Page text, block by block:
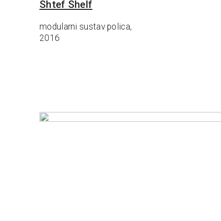
Shtef Shelf
modularni sustav polica,
2016